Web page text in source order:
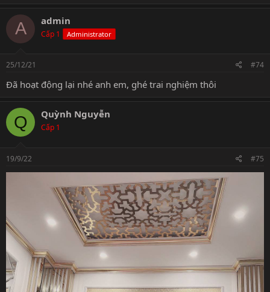
A admin
Cấp 1 Administrator
25/12/21 #74
Đã hoạt động lại nhé anh em, ghé trai nghiệm thôi
Q Quỳnh Nguyễn
Cấp 1
19/9/22 #75